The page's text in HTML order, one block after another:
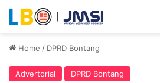
Home / DPRD Bontang
Advertorial DPRD Bontang